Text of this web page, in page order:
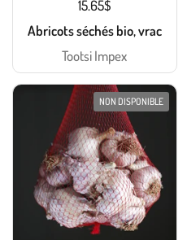
15.65$
Abricots séchés bio, vrac
Tootsi Impex
NON DISPONIBLE